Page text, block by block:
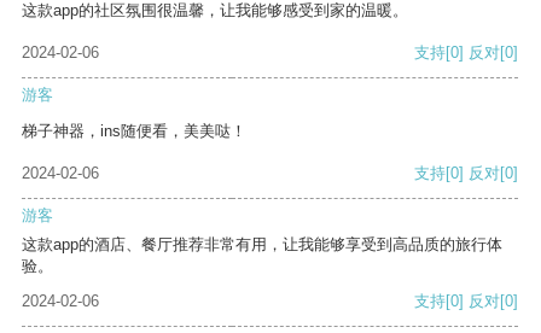
这款app的社区氛围很温馨，让我能够感受到家的温暖。
2024-02-06 支持[0] 反对[0]
游客
梯子神器，ins随便看，美美哒！
2024-02-06 支持[0] 反对[0]
游客
这款app的酒店、餐厅推荐非常有用，让我能够享受到高品质的旅行体
验。
2024-02-06
支持[0] 反对[0]